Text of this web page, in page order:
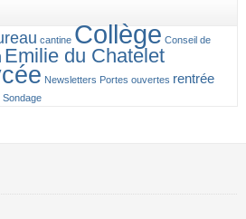
cantine Collège Conseil de
Emilie du Chatelet
Newsletters Portes ouvertes rentrée
Sondage